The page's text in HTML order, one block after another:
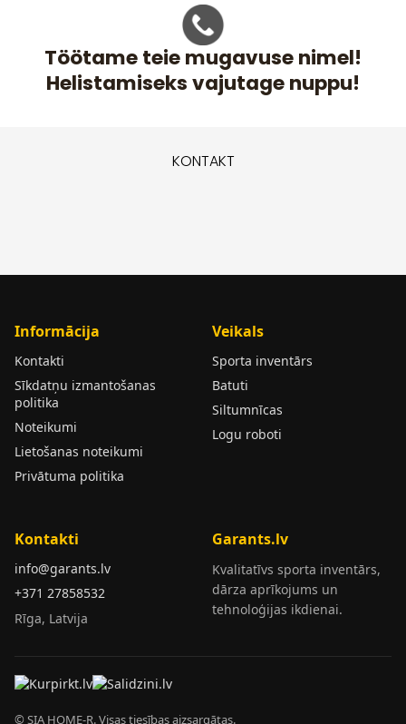
Töötame teie mugavuse nimel!
Helistamiseks vajutage nuppu!
KONTAKT
Informācija
Kontakti
Sīkdatņu izmantošanas
politika
Noteikumi
Lietošanas noteikumi
Privātuma politika
Veikals
Sporta inventārs
Batuti
Siltumnīcas
Logu roboti
Kontakti
info@garants.lv
+371 27858532
Rīga, Latvija
Garants.lv
Kvalitatīvs sporta inventārs,
dārza aprīkojums un
tehnoloģijas ikdienai.
© SIA HOME-R. Visas tiesības aizsargātas.